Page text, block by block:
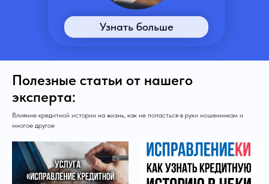
Узнать больше
Полезные статьи от нашего
эксперта:
Влияние кредитной истории на жизнь, как не попасться в руки мошенникам и
многое другое